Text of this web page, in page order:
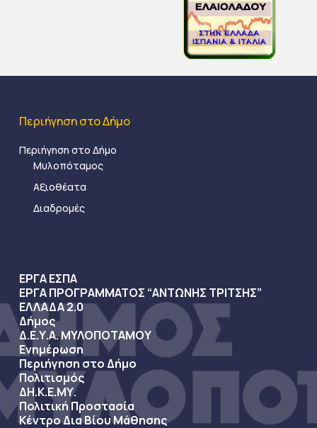
Περιήγηση στο Δήμο
Περιήγηση στο Δήμο
Μυλοπόταμος
Αξιοθέατα
Διαδρομές
ΕΡΓΑ ΕΣΠΑ
ΕΡΓΑ ΠΡΟΓΡΑΜΜΑΤΟΣ “ΑΝΤΩΝΗΣ ΤΡΙΤΣΗΣ”
ΕΛΛΑΔΑ 2.0
Δήμος
Δ.Ε.Υ.Α. ΜΥΛΟΠΟΤΑΜΟΥ
Ενημέρωση
Περιήγηση στο Δήμο
Πολιτισμός
ΔΗ.Κ.Ε.ΜΥ.
Πολιτική Προστασία
Κέντρο Δια Βίου Μάθησης